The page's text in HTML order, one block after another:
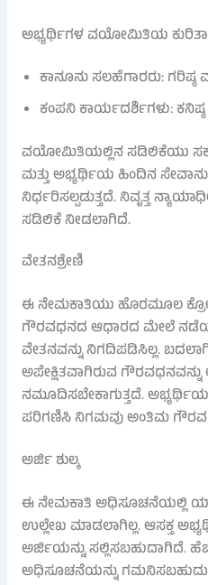
ಅಭ್ಯರ್ಥಿಗಳ ವಯೋಮಿತಿಯ
ಕಾನೂನು ಸಲಹೆಗಾರರು:
ಕಂಪನಿ ಕಾರ್ಯದರ್ಶಿಗಳು:
ವಯೋಮಿತಿಯಲ್ಲಿನ ಸಡಿಲಿಕೆಯು
ಮತ್ತು ಅಭ್ಯರ್ಥಿಯ ಹಿಂದಿನ
ನಿರ್ಧರಿಸಲ್ಪಡುತ್ತದೆ. ನಿವೃತ್ತ
ಸಡಿಲಿಕೆ ನೀಡಲಾಗಿದೆ.
ವೇತನಶ್ರೇಣಿ
ಈ ನೇಮಕಾತಿಯು ಹೊರಮೂಲ
ಗೌರವಧನದ ಆಧಾರದ ಮೇಲೆ
ವೇತನವನ್ನು ನಿಗದಿಪಡಿಸಿಲ್ಲ.
ಅಪೇಕ್ಷಿತವಾಗಿರುವ
ನಮೂದಿಸಬೇಕಾಗುತ್ತದೆ.
ಪರಿಗಣಿಸಿ ನಿಗಮವು ಅಂತಿಮ
ಅರ್ಜಿ ಶುಲ್ಕ
ಈ ನೇಮಕಾತಿ ಅಧಿಸೂಚನೆಯಲ್ಲಿ
ಉಲ್ಲೇಖ ಮಾಡಲಾಗಿಲ್ಲ. ಆಸಕ್ತ
ಅರ್ಜಿಯನ್ನು ಸಲ್ಲಿಸಬಹುದಾಗಿದೆ.
ಅಧಿಸೂಚನೆಯನ್ನು